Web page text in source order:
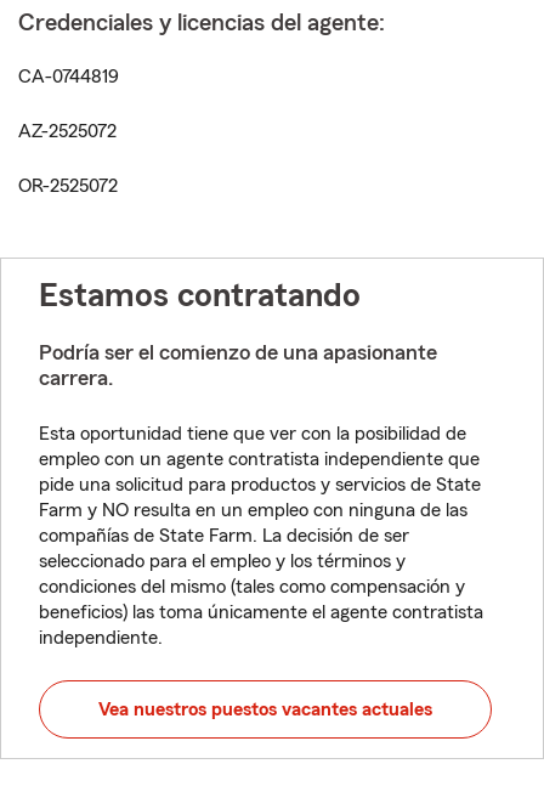
Credenciales y licencias del agente:
CA-0744819
AZ-2525072
OR-2525072
Estamos contratando
Podría ser el comienzo de una apasionante
carrera.
Esta oportunidad tiene que ver con la posibilidad de
empleo con un agente contratista independiente que
pide una solicitud para productos y servicios de State
Farm y NO resulta en un empleo con ninguna de las
compañías de State Farm. La decisión de ser
seleccionado para el empleo y los términos y
condiciones del mismo (tales como compensación y
beneficios) las toma únicamente el agente contratista
independiente.
Vea nuestros puestos vacantes actuales